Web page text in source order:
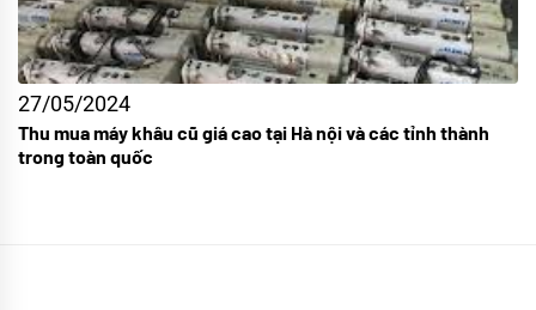
27/05/2024
Thu mua máy khâu cũ giá cao tại Hà nội và các tỉnh thành
trong toàn quốc